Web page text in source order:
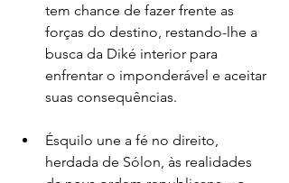
tem chance de fazer frente as
forças do destino, restando-lhe a
busca da Diké interior para
enfrentar o imponderável e aceitar
suas consequências.
Ésquilo une a fé no direito,
herdada de Sólon, às realidades